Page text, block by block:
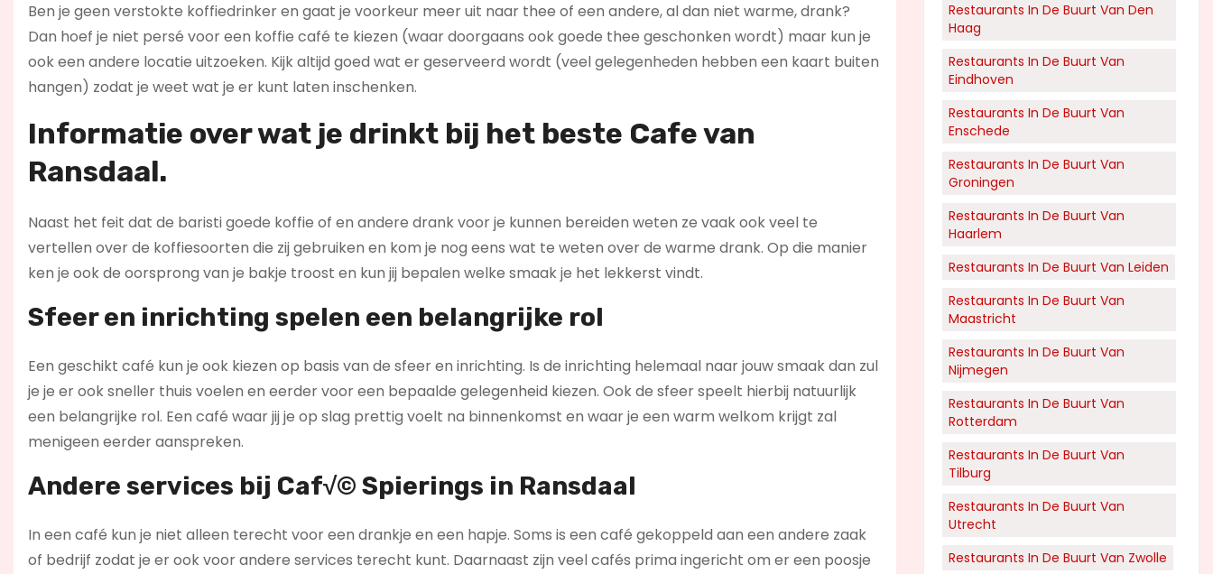
Ben je geen verstokte koffiedrinker en gaat je voorkeur meer uit naar thee of een andere, al dan niet warme, drank?
Dan hoef je niet persé voor een koffie café te kiezen (waar doorgaans ook goede thee geschonken wordt) maar kun je
ook een andere locatie uitzoeken. Kijk altijd goed wat er geserveerd wordt (veel gelegenheden hebben een kaart buiten
hangen) zodat je weet wat je er kunt laten inschenken.
Informatie over wat je drinkt bij het beste Cafe van
Ransdaal.
Naast het feit dat de baristi goede koffie of en andere drank voor je kunnen bereiden weten ze vaak ook veel te
vertellen over de koffiesoorten die zij gebruiken en kom je nog eens wat te weten over de warme drank. Op die manier
ken je ook de oorsprong van je bakje troost en kun jij bepalen welke smaak je het lekkerst vindt.
Sfeer en inrichting spelen een belangrijke rol
Een geschikt café kun je ook kiezen op basis van de sfeer en inrichting. Is de inrichting helemaal naar jouw smaak dan zul
je je er ook sneller thuis voelen en eerder voor een bepaalde gelegenheid kiezen. Ook de sfeer speelt hierbij natuurlijk
een belangrijke rol. Een café waar jij je op slag prettig voelt na binnenkomst en waar je een warm welkom krijgt zal
menigeen eerder aanspreken.
Andere services bij Caf√© Spierings in Ransdaal
In een café kun je niet alleen terecht voor een drankje en een hapje. Soms is een café gekoppeld aan een andere zaak
of bedrijf zodat je er ook voor andere services terecht kunt. Daarnaast zijn veel cafés prima ingericht om er een poosje
Restaurants In De Buurt Van Den
Haag
Restaurants In De Buurt Van
Eindhoven
Restaurants In De Buurt Van
Enschede
Restaurants In De Buurt Van
Groningen
Restaurants In De Buurt Van
Haarlem
Restaurants In De Buurt Van Leiden
Restaurants In De Buurt Van
Maastricht
Restaurants In De Buurt Van
Nijmegen
Restaurants In De Buurt Van
Rotterdam
Restaurants In De Buurt Van
Tilburg
Restaurants In De Buurt Van
Utrecht
Restaurants In De Buurt Van Zwolle